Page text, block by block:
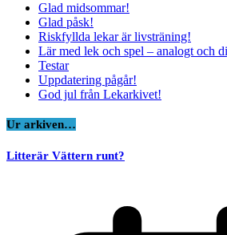
Glad midsommar!
Glad påsk!
Riskfyllda lekar är livsträning!
Lär med lek och spel – analogt och
Testar
Uppdatering pågår!
God jul från Lekarkivet!
Ur arkiven…
Litterär Vättern runt?